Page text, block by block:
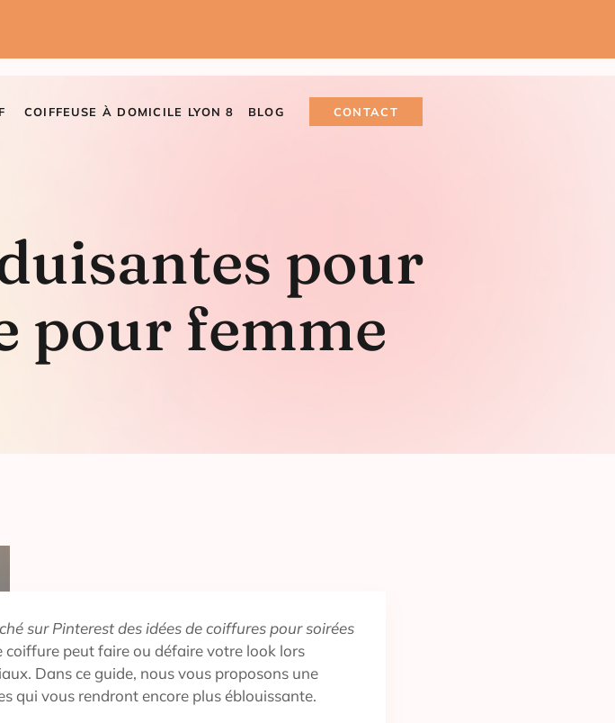
COIFFEUSE À DOMICILE LYON 8 BLOG CONTACT
pour
pour femme
sur Pinterest des idées de coiffures pour soirées
coiffure peut faire ou défaire votre look lors
Dans ce guide, nous vous proposons une
qui vous rendront encore plus éblouissante.